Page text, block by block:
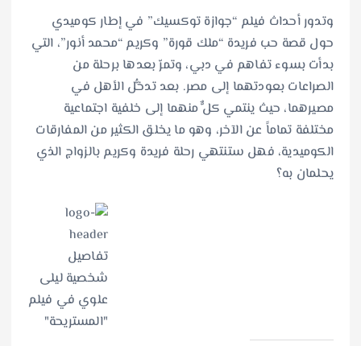
وتدور أحداث فيلم “جوازة توكسيك” في إطار كوميدي
حول قصة حب فريدة “ملك قورة” وكريم “محمد أنور”، التي
بدأت بسوء تفاهم في دبي، وتمرّ بعدها برحلة من
الصراعات بعودتهما إلى مصر. بعد تدخُّل الأهل في
مصيرهما، حيث ينتمي كلٌّ منهما إلى خلفية اجتماعية
مختلفة تماماً عن الآخر، وهو ما يخلق الكثير من المفارقات
الكوميدية، فهل ستنتهي رحلة فريدة وكريم بالزواج الذي
يحلمان به؟